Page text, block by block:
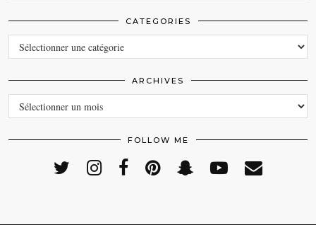
CATEGORIES
CATEGORIES
ARCHIVES
ARCHIVES
FOLLOW ME